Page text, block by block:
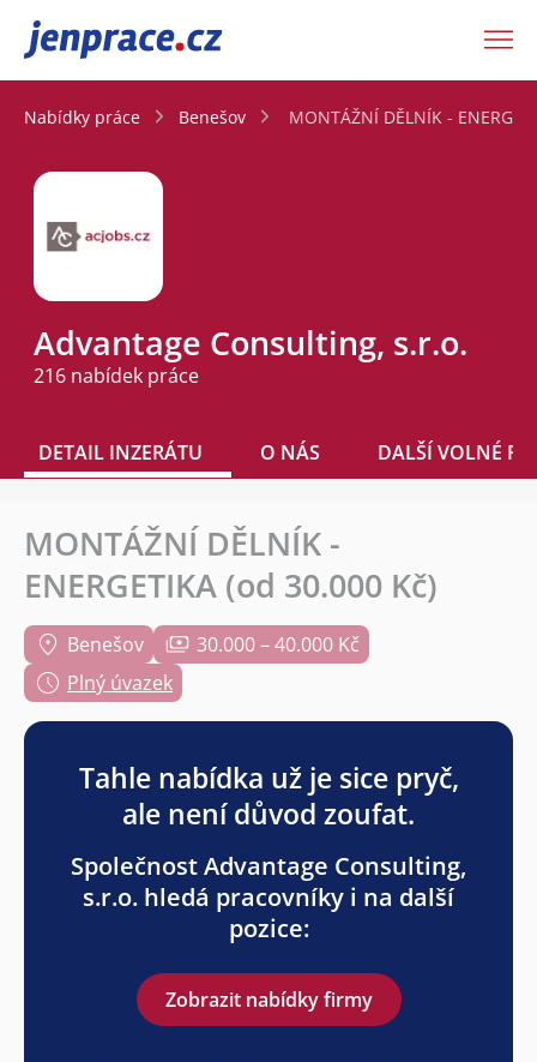
JenPráce.cz
Nabídky práce Benešov MONTÁŽNÍ DĚLNÍK -
Advantage Consulting, s.r.o.
216 nabídek práce
DETAIL INZERÁTU O NÁS DALŠÍ VOLNÉ
MONTÁŽNÍ DĚLNÍK -
ENERGETIKA (od 30.000 Kč)
Benešov
30.000 – 40.000 Kč
Plný úvazek
Tahle nabídka už je sice pryč,
ale není důvod zoufat.
Společnost Advantage Consulting,
s.r.o. hledá pracovníky i na další
pozice:
Zobrazit nabídky firmy